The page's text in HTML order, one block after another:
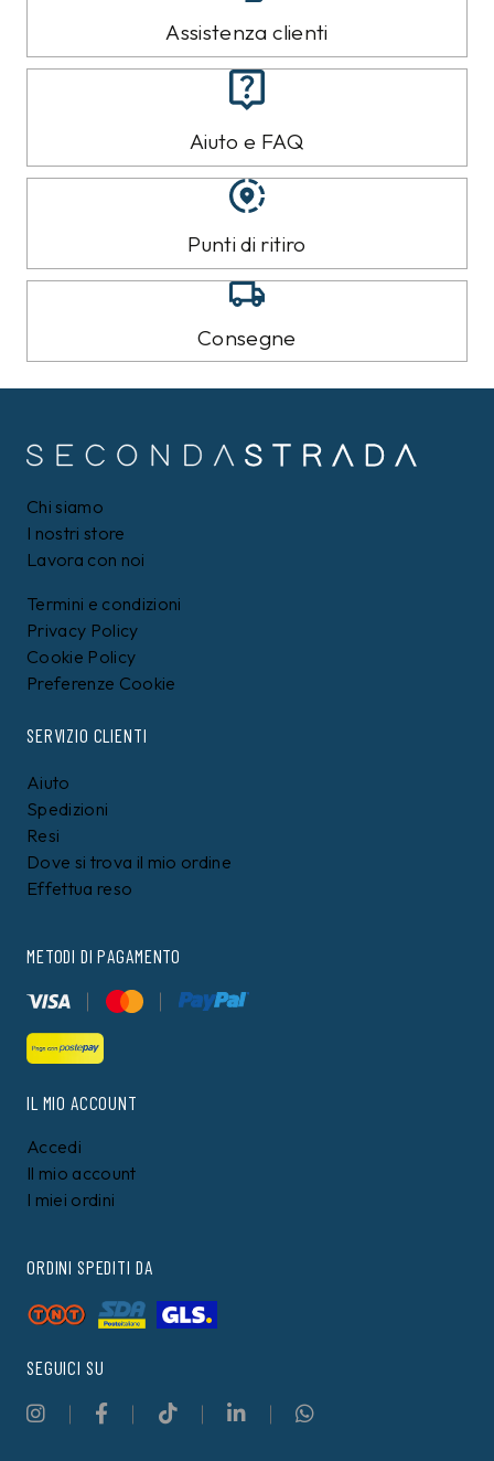
Assistenza clienti
Aiuto e FAQ
Punti di ritiro
Consegne
Chi siamo
I nostri store
Lavora con noi
Termini e condizioni
Privacy Policy
Cookie Policy
Preferenze Cookie
SERVIZIO CLIENTI
Aiuto
Spedizioni
Resi
Dove si trova il mio ordine
Effettua reso
METODI DI PAGAMENTO
IL MIO ACCOUNT
Accedi
Il mio account
I miei ordini
ORDINI SPEDITI DA
SEGUICI SU